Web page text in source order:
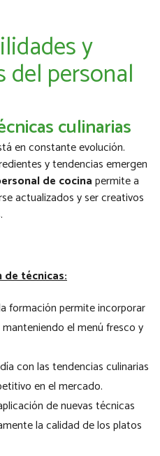
y
personal
culinarias
en constante evolución.
y tendencias emergen
de cocinapermite a
actualizados y ser creativos
de técnicas:
formación permite incorporar
el menú fresco y
con las tendencias culinarias
en el mercado.
de nuevas técnicas
la calidad de los platos